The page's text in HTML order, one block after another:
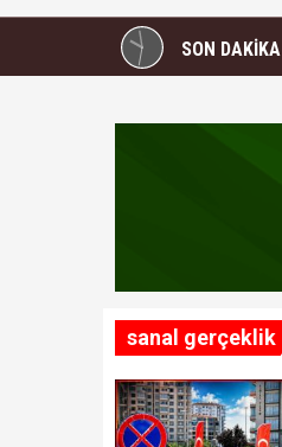
SON DAKİKA
sanal gerçeklik